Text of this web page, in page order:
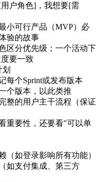
户角色]，我想要[需
小可行产品（MVP）必
验的故事
区分优先级；一个活动下
要一致
每个Sprint或发布版本
个版本，以此类推
整的用户主干流程（保证
重要性，还要看"可以单
（如登录影响所有功能）
如支付集成、第三方